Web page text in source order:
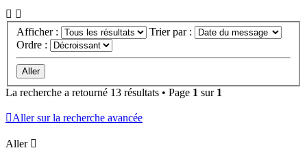
Afficher :
Trier par :
Ordre :
La recherche a retourné 13 résultats • Page 1 sur 1
Aller sur la recherche avancée
Aller